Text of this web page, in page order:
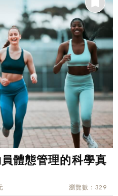
體態管理的科學真
瀏覽數 329